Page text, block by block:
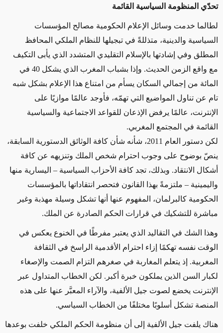
تحدّي المنظومة السياسية القائمة
لطالما خدمت وسائل الإعلام الحكومية مصالح المؤسسات
السياسية والدينية، متذللةً في تبجيلها للنظام الملكي المحافظ
المطلق وفي إشادتها بالإسلام التقليدي المتشدد الذي يأبى التكيف
مع واقع الزمن الحديث. وإذا بشباب المغرب الذي يشكل 40 في
المائة من إجمالي السكان يسأم من امتناع هذا الإعلام بشكل شبه
تام عن تناول المواضيع التي تهمّه، فأوجد عالمًا موازيًا على
الإنترنت، عالمًا يرفض الإذعان للقواعد الاجتماعية والسياسية
القائمة في المجتمع المغربي.
لكن دستور العام 2011، شأنه شأن كافة الوثائق الدستورية السابقة،
ينصّ بوضوح على وجوب احترام شخص الملك وتنزيهه عن كافة
أشكال الانتقاد. وبذلك، تجد كافة الأحزاب السياسية – اليسارية منها
واليمينية – ملتزمةً بهذا القانون فتحصر انتقاداتها بالمؤسسات
الحكومية كالبرلمان، المفهوم عنها أنها تشكل وسيلة مهذبة وغير
مباشرة للتشكيك في قرارات الحكم الصادرة عن الملك.
وهذا الشك في التقاليد الذي يعتبر مفرطًا في الخنوع يعكس في
الوقت نفسه تهكمًا إزاء احترام الأقدمية الراسخ في الثقافة
المغربية. إذ يتعلم المغاربة في صغرهم التزام الصمت والإصغاء
لكبار السن الذين يملكون خبرة أكبر. لكن الخطاب المتداول عبر
الإنترنت يخضع لصوت جيل الألفية، والآراء المعبَّر عنها على هذه
المنصة تشكل أسلوبًا مختلفًا من الخطاب السياسي.
هناك يلفت جيل الألفية إلى أن منظومة الحكم الملكي خلفت بوعدها